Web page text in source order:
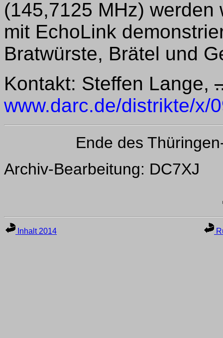
(145,7125 MHz)
mit EchoLink
Bratwürste, Brätel und
Kontakt: Steffen Lange,
www.darc.de/distrikte/x/
Ende des
Archiv-Bearbeitung: DC7XJ
Inhalt 2014